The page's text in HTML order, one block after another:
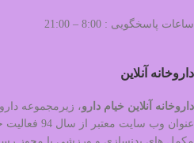
ساعات پاسخگویی : 8:00 – 21:00
داروخانه آنلاین
داروخانه آنلاین خیام دارو، زیرمجموعه
عنوان وب